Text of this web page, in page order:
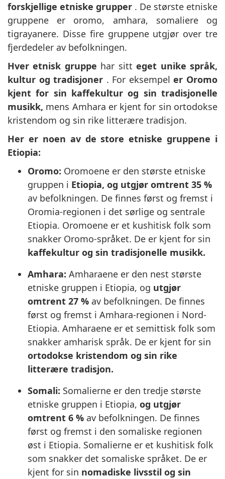
forskjellige etniske grupper . De største etniske
gruppene er oromo, amhara, somaliere og
tigrayanere. Disse fire gruppene utgjør over tre
fjerdedeler av befolkningen.
Hver etnisk gruppe har sitteget unike språk,
kultur og tradisjoner . For eksempeler Oromo
kjent for sin kaffekultur og sin tradisjonelle
musikk, mens Amhara er kjent for sin ortodokse
kristendom og sin rike litterære tradisjon.
Her er noen av de store etniske gruppene i
Etiopia:
Oromo: Oromoene er den største etniske
gruppen i Etiopia, og utgjør omtrent 35 %
av befolkningen. De finnes først og fremst i
Oromia-regionen i det sørlige og sentrale
Etiopia. Oromoene er et kushitisk folk som
snakker Oromo-språket. De er kjent for sin
kaffekultur og sin tradisjonelle musikk.
Amhara: Amharaene er den nest største
etniske gruppen i Etiopia, og utgjør
omtrent 27 % av befolkningen. De finnes
først og fremst i Amhara-regionen i Nord-
Etiopia. Amharaene er et semittisk folk som
snakker amharisk språk. De er kjent for sin
ortodokse kristendom og sin rike
litterære tradisjon.
Somali: Somalierne er den tredje største
etniske gruppen i Etiopia, og utgjør
omtrent 6 % av befolkningen. De finnes
først og fremst i den somaliske regionen
øst i Etiopia. Somalierne er et kushitisk folk
som snakker det somaliske språket. De er
kjent for sin nomadiske livsstil og sin